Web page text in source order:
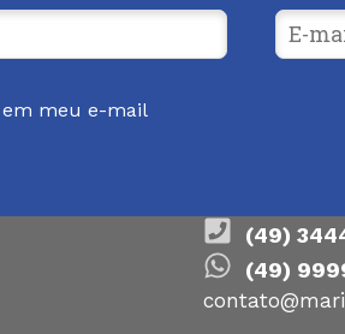
em meu e-mail
(49)
(49)